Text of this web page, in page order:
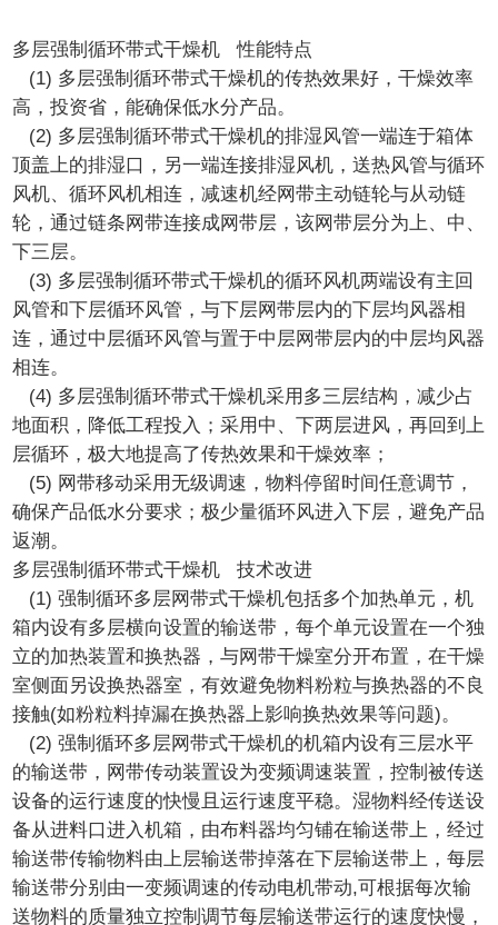
多层强制循环带式干燥机 性能特点
(1) 多层强制循环带式干燥机的传热效果好，干燥效率
高，投资省，能确保低水分产品。
(2) 多层强制循环带式干燥机的排湿风管一端连于箱体
顶盖上的排湿口，另一端连接排湿风机，送热风管与循环
风机、循环风机相连，减速机经网带主动链轮与从动链
轮，通过链条网带连接成网带层，该网带层分为上、中、
下三层。
(3) 多层强制循环带式干燥机的循环风机两端设有主回
风管和下层循环风管，与下层网带层内的下层均风器相
连，通过中层循环风管与置于中层网带层内的中层均风器
相连。
(4) 多层强制循环带式干燥机采用多三层结构，减少占
地面积，降低工程投入；采用中、下两层进风，再回到上
层循环，极大地提高了传热效果和干燥效率；
(5) 网带移动采用无级调速，物料停留时间任意调节，
确保产品低水分要求；极少量循环风进入下层，避免产品
返潮。
多层强制循环带式干燥机 技术改进
(1) 强制循环多层网带式干燥机包括多个加热单元，机
箱内设有多层横向设置的输送带，每个单元设置在一个独
立的加热装置和换热器，与网带干燥室分开布置，在干燥
室侧面另设换热器室，有效避免物料粉粒与换热器的不良
接触(如粉粒料掉漏在换热器上影响换热效果等问题)。
(2) 强制循环多层网带式干燥机的机箱内设有三层水平
的输送带，网带传动装置设为变频调速装置，控制被传送
设备的运行速度的快慢且运行速度平稳。湿物料经传送设
备从进料口进入机箱，由布料器均匀铺在输送带上，经过
输送带传输物料由上层输送带掉落在下层输送带上，每层
输送带分别由一变频调速的传动电机带动,可根据每次输
送物料的质量独立控制调节每层输送带运行的速度快慢，